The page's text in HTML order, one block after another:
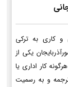
و کاری به ترکی
یکی از
کار اداری یا
و به رسمیت